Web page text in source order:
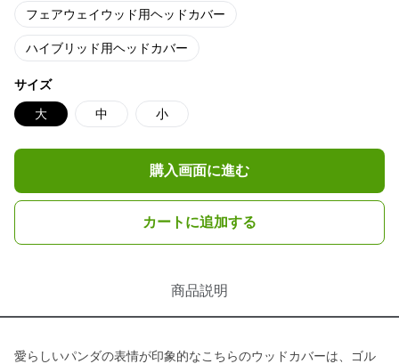
フェアウェイウッド用ヘッドカバー
ハイブリッド用ヘッドカバー
サイズ
大 中 小
購入画面に進む
カートに追加する
商品説明
愛らしいパンダの表情が印象的なこちらのウッドカバーは、ゴル